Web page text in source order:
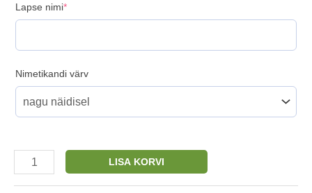
Lapse nimi*(required)
Nimetikandi värv
Nimeline
pidžaamakott
LISA KORVI